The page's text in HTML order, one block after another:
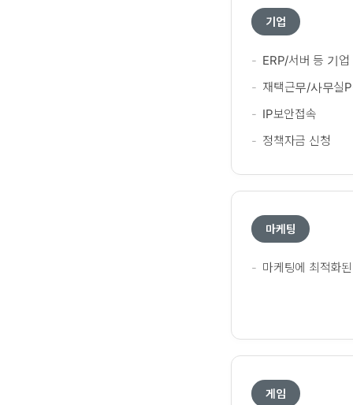
기업
ERP/서버 등 기업
재택근무/사무실
IP보안접속
정책자금 신청
마케팅
마케팅에 최적화
게임